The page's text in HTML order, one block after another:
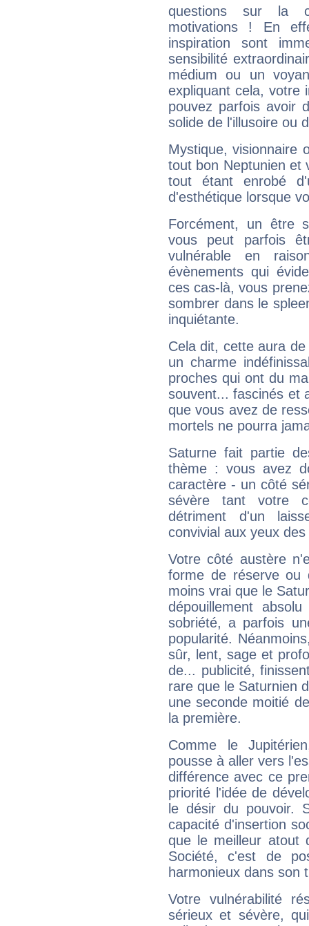
questions sur la
motivations ! En
inspiration sont
sensibilité
médium ou un
expliquant cela, votre
pouvez parfois avoir
solide de l'illusoire ou
Mystique, visionnaire
tout bon Neptunien et
tout étant enrobé
d'esthétique lorsque
Forcément, un être
vous peut parfois
vulnérable en
évènements qui
ces cas-là, vous
sombrer dans le
inquiétante.
Cela dit, cette aura
un charme
proches qui ont du
souvent... fascinés et
que vous avez de
mortels ne pourra
Saturne fait partie
thème : vous avez
caractère - un côté
sévère tant votre
détriment d'un
convivial aux yeux
Votre côté austère
forme de réserve
moins vrai que le
dépouillement
sobriété, a parfois
popularité.
sûr, lent, sage et
de... publicité,
rare que le Saturnien
une seconde moitié
la première.
Comme le
pousse à aller vers
différence avec ce
priorité l'idée de
le désir du pouvoir.
capacité d'insertion
que le meilleur atout
Société, c'est de
harmonieux dans son
Votre vulnérabilité
sérieux et sévère,